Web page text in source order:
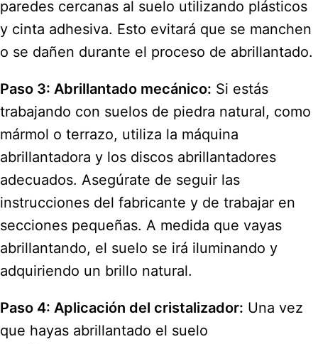
paredes cercanas al suelo utilizando plásticos
y cinta adhesiva. Esto evitará que se manchen
o se dañen durante el proceso de abrillantado.
Paso 3: Abrillantado mecánico: Si estás
trabajando con suelos de piedra natural, como
mármol o terrazo, utiliza la máquina
abrillantadora y los discos abrillantadores
adecuados. Asegúrate de seguir las
instrucciones del fabricante y de trabajar en
secciones pequeñas. A medida que vayas
abrillantando, el suelo se irá iluminando y
adquiriendo un brillo natural.
Paso 4: Aplicación del cristalizador: Una vez
que hayas abrillantado el suelo